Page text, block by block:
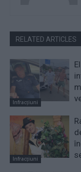
RELATED ARTICLES
Infracțiuni
Infracțiuni